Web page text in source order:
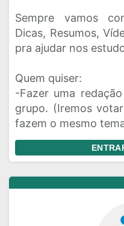
Sempre vamos
Dicas, Resumos,
pra ajudar nos
Quem quiser:
-Fazer uma
grupo. (Iremos
fazem o mesmo